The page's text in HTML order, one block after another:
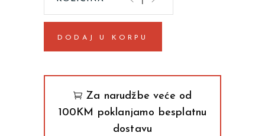
Bog
Alber
Kosri
quantity
DODAJ U KORPU
Za narudžbe veće od
100KM poklanjamo besplatnu
dostavu